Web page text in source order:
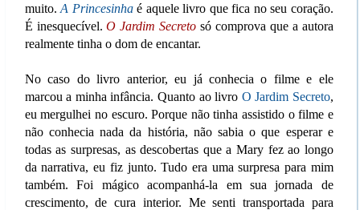
muito.A Princesinhaé aquele livro que fica no seu coração.
É inesquecível.O Jardim Secreto só comprova que a autora
realmente tinha o dom de encantar.
No caso do livro anterior, eu já conhecia o filme e ele
marcou a minha infância. Quanto ao livro O Jardim Secreto,
eu mergulhei no escuro. Porque não tinha assistido o filme e
não conhecia nada da história, não sabia o que esperar e
todas as surpresas, as descobertas que a Mary fez ao longo
da narrativa, eu fiz junto. Tudo era uma surpresa para mim
também. Foi mágico acompanhá-la em sua jornada de
crescimento, de cura interior. Me senti transportada para